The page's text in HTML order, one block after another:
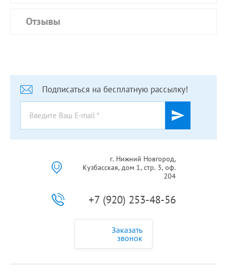
Отзывы
Подписаться на бесплатную рассылку!
г. Нижний Новгород,
Кузбасская, дом 1, стр. 3, оф.
204
+7 (920) 253-48-56
Заказать
звонок